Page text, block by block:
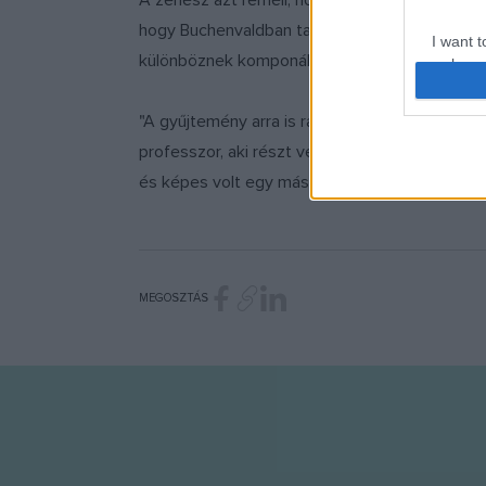
I want
web or
hogy Buchenvaldban tangót írjanak, az
különböznek komponálásuk helyétől.
"A gyűjtemény arra is rávilágít, hogy
professzor, aki részt vett a könyvtár
és képes volt egy másik jövőt elképzelni
MEGOSZTÁS